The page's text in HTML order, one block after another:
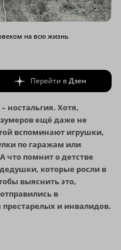
на всю жизнь
Перейти вДзен
ностальгия. Хотя,
ещё даже не
вспоминают игрушки,
по гаражам или
А что помнит о детстве
которые росли в
выяснить это,
в
и инвалидов.